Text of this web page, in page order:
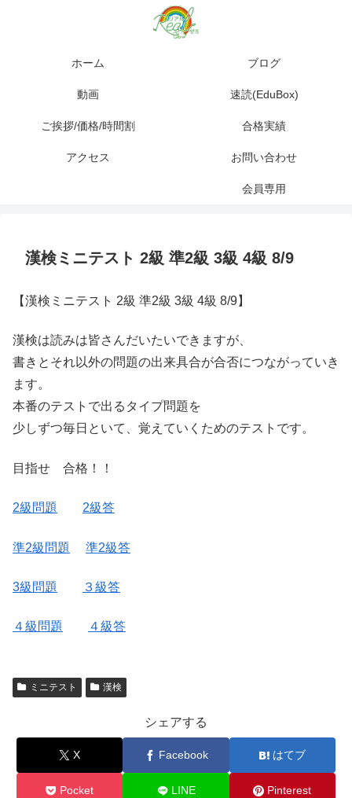
ホーム ブログ
動画 速読(EduBox)
ご挨拶/価格/時間割 合格実績
アクセス お問い合わせ
会員専用
漢検ミニテスト 2級 準2級 3級 4級 8/9
【漢検ミニテスト 2級 準2級 3級 4級 8/9】
漢検は読みは皆さんだいたいできますが、
書きとそれ以外の問題の出来具合が合否につながっていき
ます。
本番のテストで出るタイプ問題を
少しずつ毎日といて、覚えていくためのテストです。
目指せ 合格！！
2級問題 2級答
準2級問題 準2級答
3級問題 ３級答
４級問題 ４級答
ミニテスト 漢検
シェアする
X Facebook はてブ
Pocket LINE Pinterest